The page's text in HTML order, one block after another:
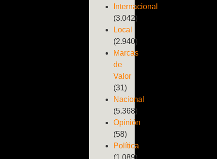
Internacional
(3.042)
Local
(2.940)
Marcas
de
Valor
(31)
Nacional
(5.368)
Opinión
(58)
Política
(1.089)